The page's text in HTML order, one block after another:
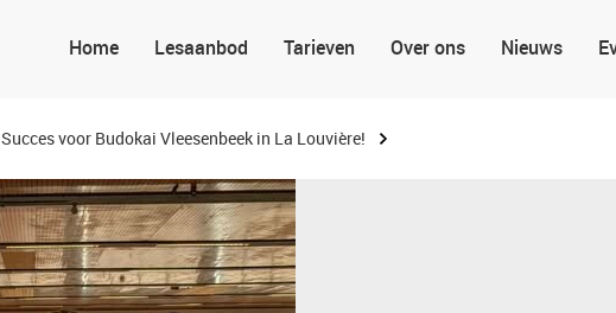
Home Lesaanbod Tarieven Over ons Nieuws
Succes voor Budokai Vleesenbeek in La Louvière!